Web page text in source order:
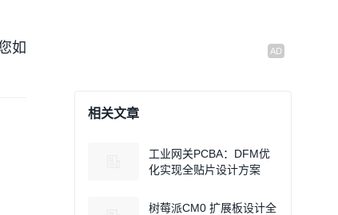
如
相关文章
工业网关PCBA：DFM优
化实现全贴片设计方案
树莓派CM0 扩展板设计全